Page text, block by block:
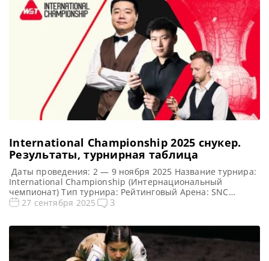
International Championship 2025 cнукер.
Результаты, турнирная таблица
Даты проведения: 2 — 9 ноября 2025 Название турнира:
International Championship (Интернациональный
чемпионат) Тип турнира: Рейтинговый Арена: SNC
National Fitness Center Место проведения (населенный
International Championship 2025: Интернациональный
Чемпионат 2025 — турнирная сетка рейтингового
турнира по снукеру 1/16 финала 1/8 финала […]
27 сентября 2025 3